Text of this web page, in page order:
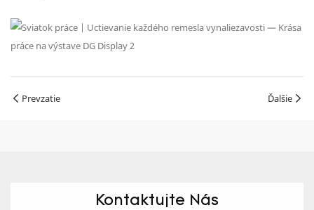
Prevzatie Ďalšie
Kontaktujte Nás